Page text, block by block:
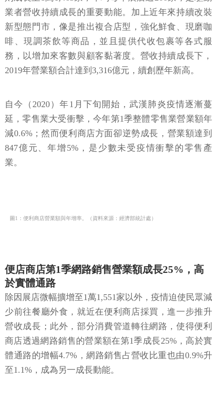
業者營收持續成長的重要動能。加上近年來持續改裝
新型態門市，像是推出複合店型，強化鮮食、現磨咖
啡、現調茶飲等商品，並且提供代收包裹等各式服
務，以增加來客數與顧客黏著度。營收持續成長下，
2019年營業額合計達到3,316億元，續創歷年新高。
自今（2020）年1月下旬開始，武漢肺炎疫情逐漸蔓
延，零售業大受衝擊，今年第1季整體零售業營業額年
減0.6%；然而便利商店方面卻逆勢成長，營業額達到
847億元、年增5%，是少數未受疫情衝擊的零售產
業。
圖1：便利商店營業額與年增率。（資料來源：經濟部統計處）
便店商店第1季網路銷售營業額成長25%，高
於實體通路
除因展店微幅擴增至1萬1,551家以外，疫情迫使民眾減
少前往餐廳外食，就近在便利商店採買，進一步推升
營收成長；此外，部分消費管道轉往網路，使得便利
商店透過網路銷售的營業額在第1季成長25%，高於實
體通路的增幅4.7%，網路銷售占營收比重也由0.9%升
至1.1%，成為另一成長動能。